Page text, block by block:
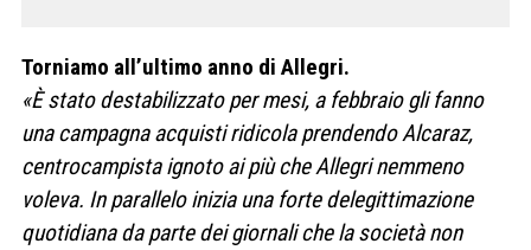
Torniamo all’ultimo anno di Allegri.
«È stato destabilizzato per mesi, a febbraio gli fanno
una campagna acquisti ridicola prendendo Alcaraz,
centrocampista ignoto ai più che Allegri nemmeno
voleva. In parallelo inizia una forte delegittimazione
quotidiana da parte dei giornali che la società non